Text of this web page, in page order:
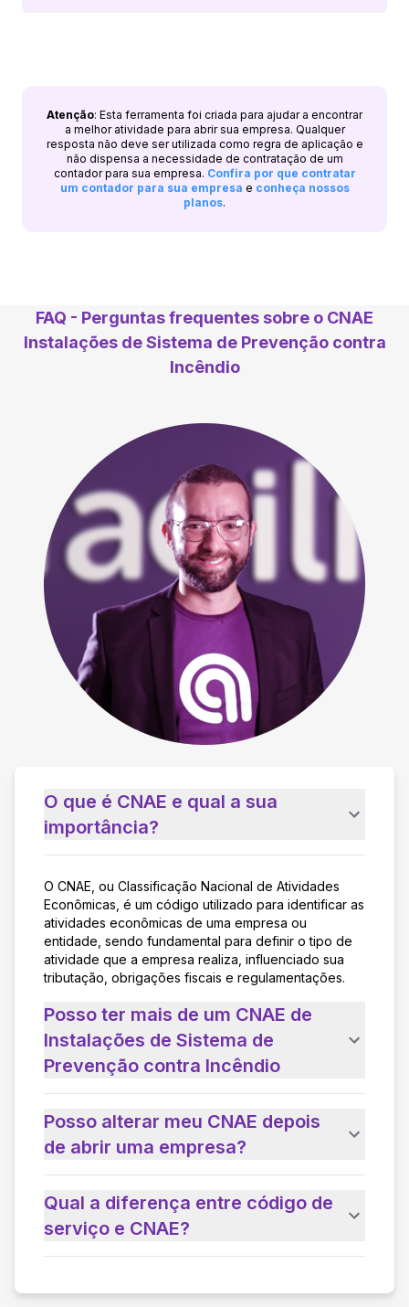
Atenção: Esta ferramenta foi criada para ajudar a encontrar
a melhor atividade para abrir sua empresa. Qualquer
resposta não deve ser utilizada como regra de aplicação e
não dispensa a necessidade de contratação de um
contador para sua empresa. Confira por que contratar
um contador para sua empresa e conheça nossos
planos.
FAQ - Perguntas frequentes sobre o CNAE
Instalações de Sistema de Prevenção contra
Incêndio
O que é CNAE e qual a sua
importância?
O CNAE, ou Classificação Nacional de Atividades
Econômicas, é um código utilizado para identificar as
atividades econômicas de uma empresa ou
entidade, sendo fundamental para definir o tipo de
atividade que a empresa realiza, influenciado sua
tributação, obrigações fiscais e regulamentações.
Posso ter mais de um CNAE de
Instalações de Sistema de
Prevenção contra Incêndio
Posso alterar meu CNAE depois
de abrir uma empresa?
Qual a diferença entre código de
serviço e CNAE?